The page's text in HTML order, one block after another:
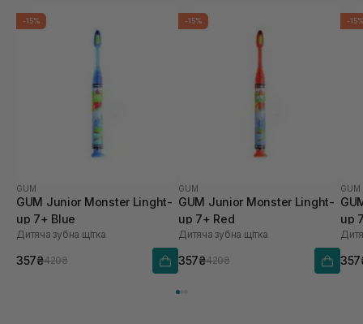
-15%
GUM
GUM Junior Monster Linght-
up 7+ Blue
Дитяча зубна щітка
357₴420₴
-15%
GUM
GUM Junior Monster Linght-
up 7+ Red
Дитяча зубна щітка
357₴420₴
-
GUM
up